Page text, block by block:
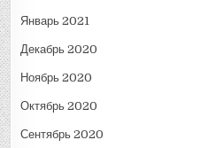
Январь 2021
Декабрь 2020
Ноябрь 2020
Октябрь 2020
Сентябрь 2020